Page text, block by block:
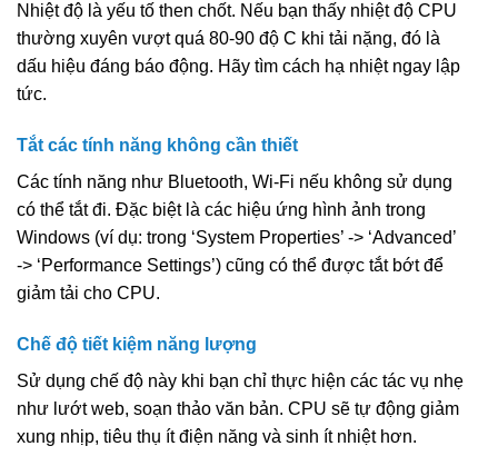
Nhiệt độ là yếu tố then chốt. Nếu bạn thấy nhiệt độ CPU
thường xuyên vượt quá 80-90 độ C khi tải nặng, đó là
dấu hiệu đáng báo động. Hãy tìm cách hạ nhiệt ngay lập
tức.
Tắt các tính năng không cần thiết
Các tính năng như Bluetooth, Wi-Fi nếu không sử dụng
có thể tắt đi. Đặc biệt là các hiệu ứng hình ảnh trong
Windows (ví dụ: trong ‘System Properties’ -> ‘Advanced’
-> ‘Performance Settings’) cũng có thể được tắt bớt để
giảm tải cho CPU.
Chế độ tiết kiệm năng lượng
Sử dụng chế độ này khi bạn chỉ thực hiện các tác vụ nhẹ
như lướt web, soạn thảo văn bản. CPU sẽ tự động giảm
xung nhịp, tiêu thụ ít điện năng và sinh ít nhiệt hơn.